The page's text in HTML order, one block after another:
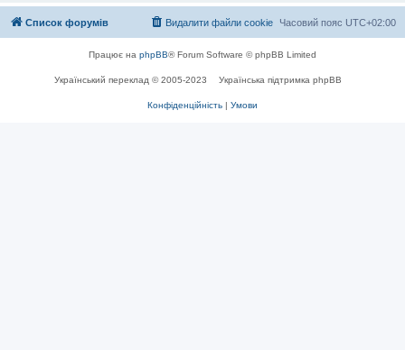
Список форумів Часовий пояс UTC+02:00
Видалити файли cookie
Працює на phpBB® Forum Software © phpBB Limited
Український переклад © 2005-2023 Українська підтримка phpBB
Конфіденційність | Умови